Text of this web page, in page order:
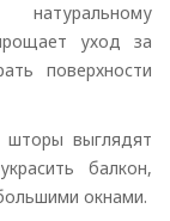
натуральному
уход за
поверхности
шторы выглядят
балкон,
окнами.